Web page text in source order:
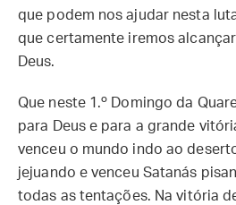
que podem nos ajudar nesta
que certamente iremos
Deus.
Que neste 1.º Domingo da
para Deus e para a grande
venceu o mundo indo ao
jejuando e venceu Satanás
todas as tentações. Na vitória